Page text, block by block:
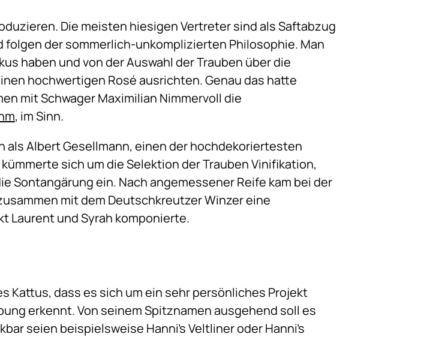
Die meisten hiesigen Vertreter sind als Saftabzug
der sommerlich-unkomplizierten Philosophie. Man
haben und von der Auswahl der Trauben über die
hochwertigen Rosé ausrichten. Genau das hatte
mit Schwager Maximilian Nimmervoll die
, im Sinn.
als Albert Gesellmann, einen der hochdekoriertesten
sich um die Selektion der Trauben Vinifikation,
Sontangärung ein. Nach angemessener Reife kam bei der
mit dem Deutschkreutzer Winzer eine
Laurent und Syrah komponierte.
Kattus, dass es sich um ein sehr persönliches Projekt
erkennt. Von seinem Spitznamen ausgehend soll es
seien beispielsweise Hanni’s Veltliner oder Hanni’s